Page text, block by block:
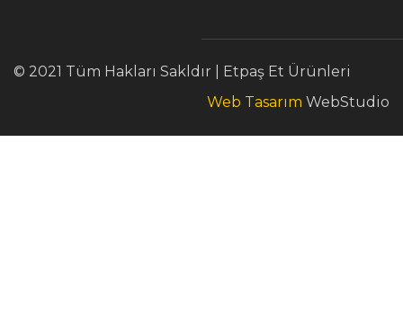
© 2021 Tüm Hakları Sakldır | Etpaş Et Ürünleri
Web Tasarım WebStudio